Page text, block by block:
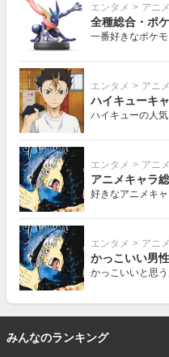
エンタメ > アニ
全種総合・ポ
一番好きなポケモ
エンタメ > アニ
ハイキューキ
ハイキューの人
エンタメ > アニ
アニメキャラ
好きなアニメキャ
エンタメ > アニ
かっこいい男
かっこいいと思
みんなのランキング